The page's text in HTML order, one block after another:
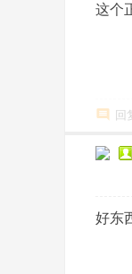
这个
回
好东